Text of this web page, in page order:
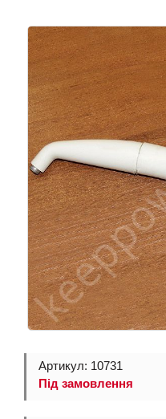
Артикул: 10731
Під замовлення